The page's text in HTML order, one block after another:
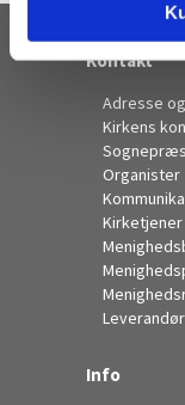
Kontakt
Adresse
Kirkens
Organister
Kirketjener
Info